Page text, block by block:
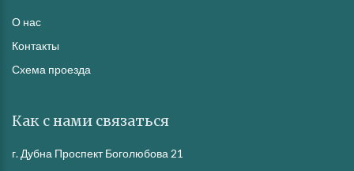
О нас
Контакты
Схема проезда
Как с нами связаться
г. Дубна Проспект Боголюбова 21